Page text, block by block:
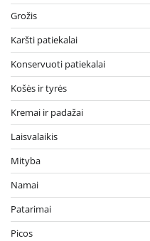
Grožis
Karšti patiekalai
Konservuoti patiekalai
Košės ir tyrės
Kremai ir padažai
Laisvalaikis
Mityba
Namai
Patarimai
Picos